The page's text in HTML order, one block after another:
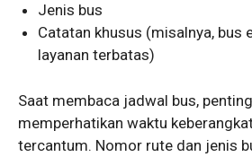
Jenis bus
Catatan khusus (misalnya, bus
layanan terbatas)
Saat membaca jadwal bus,
memperhatikan waktu
tercantum. Nomor rute dan jenis